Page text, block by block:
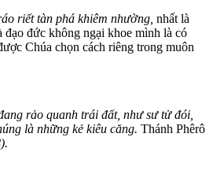
riết tàn phá khiêm nhường, nhất là
đức không ngại khoe mình là có
Chúa chọn cách riêng trong muôn
rảo quanh trái đất, như sư tử đói,
là những kẻ kiêu căng. Thánh Phêrô